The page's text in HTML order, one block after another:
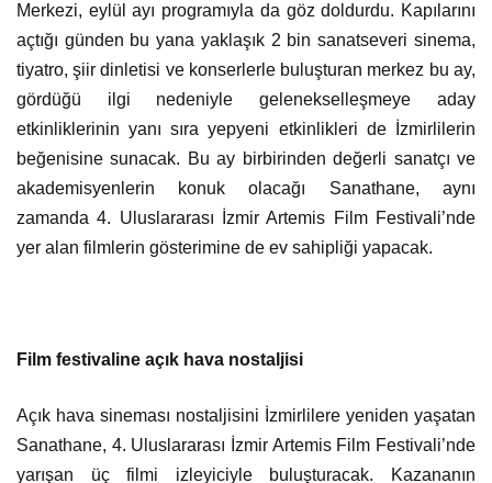
Merkezi, eylül ayı programıyla da göz doldurdu. Kapılarını
açtığı günden bu yana yaklaşık 2 bin sanatseveri sinema,
tiyatro, şiir dinletisi ve konserlerle buluşturan merkez bu ay,
gördüğü ilgi nedeniyle gelenekselleşmeye aday
etkinliklerinin yanı sıra yepyeni etkinlikleri de İzmirlilerin
beğenisine sunacak. Bu ay birbirinden değerli sanatçı ve
akademisyenlerin konuk olacağı Sanathane, aynı
zamanda 4. Uluslararası İzmir Artemis Film Festivali’nde
yer alan filmlerin gösterimine de ev sahipliği yapacak.
Film festivaline açık hava nostaljisi
Açık hava sineması nostaljisini İzmirlilere yeniden yaşatan
Sanathane, 4. Uluslararası İzmir Artemis Film Festivali’nde
yarışan üç filmi izleyiciyle buluşturacak. Kazananın